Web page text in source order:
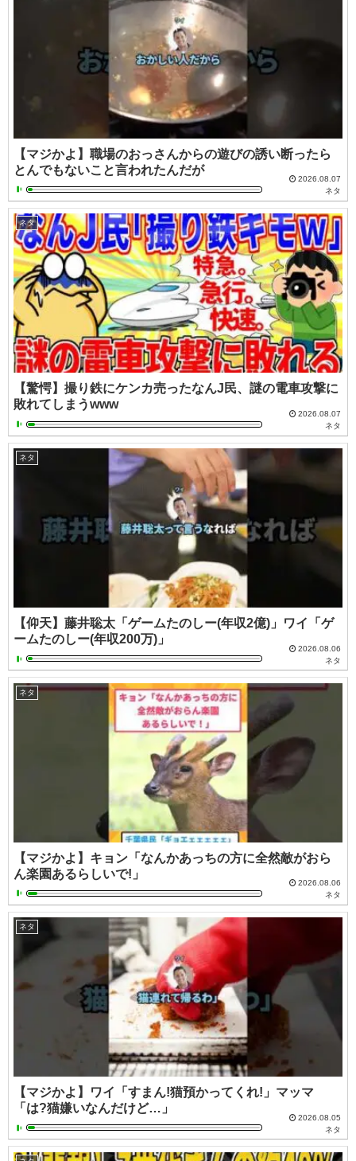
【マジかよ】職場のおっさんからの遊びの誘い断ったら
とんでもないこと言われたんだが
2026.08.07
ネタ
ネタ
【驚愕】撮り鉄にケンカ売ったなんJ民、謎の電車攻撃に
敗れてしまうwww
2026.08.07
ネタ
ネタ
【仰天】藤井聡太「ゲームたのしー(年収2億)」ワイ「ゲ
ームたのしー(年収200万)」
2026.08.06
ネタ
ネタ
【マジかよ】キョン「なんかあっちの方に全然敵がおら
ん楽園あるらしいで!」
2026.08.06
ネタ
ネタ
【マジかよ】ワイ「すまん!猫預かってくれ!」マッマ
「は?猫嫌いなんだけど…」
2026.08.05
ネタ